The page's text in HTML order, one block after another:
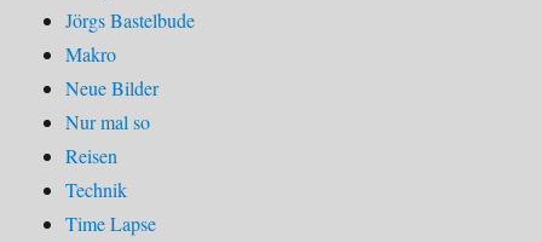
Jörgs Bastelbude
Makro
Neue Bilder
Nur mal so
Reisen
Technik
Time Lapse